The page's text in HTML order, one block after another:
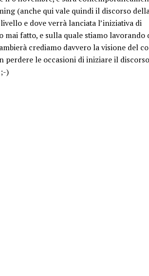
(anche qui vale quindi il discorso
e dove verrà lanciata l’iniziativa di
fatto, e sulla quale stiamo lavorando
crediamo davvero la visione del
perdere le occasioni di iniziare il
)